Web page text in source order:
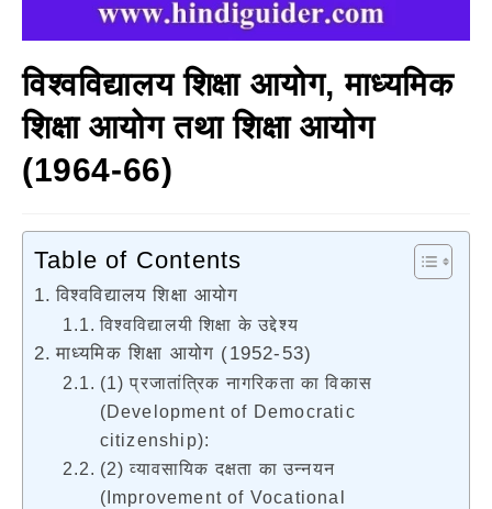
विश्वविद्यालय शिक्षा आयोग, माध्यमिक
शिक्षा आयोग तथा शिक्षा आयोग
(1964-66)
Table of Contents
विश्वविद्यालय शिक्षा आयोग
विश्वविद्यालयी शिक्षा के उद्देश्य
माध्यमिक शिक्षा आयोग (1952-53)
(1) प्रजातांत्रिक नागरिकता का विकास
(Development of Democratic
citizenship):
(2) व्यावसायिक दक्षता का उन्नयन
(Improvement of Vocational